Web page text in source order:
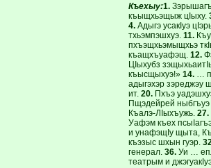
Къехыу:1.
къыщхьэщыж цIыху.
4. Адыгэ усакIуэ
тхьэмпэшхуэ.11.
пхъэщхьэмыщхьэ
къащхъуафэщ.12.
ЦIыхубз
къысщыхуэ!»14. …
адыгэхэр зэреджэу
ит.20. Пхъэ
Пщэдейрей
Къалэ-ЛIыхъужь.27.
Уафэм къех
и унафэщIу щыта,
къэзыс шхын гуэр.
генерал.36. Уи …
театрым и